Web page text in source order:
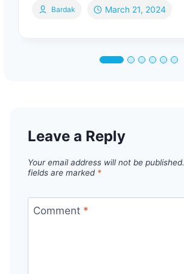
Bardak March 21, 2024
Leave a Reply
Your email address will not be published.
fields are marked *
Comment *